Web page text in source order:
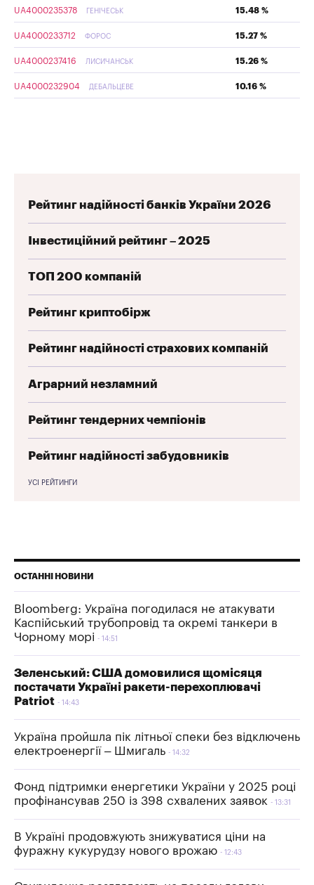
UA4000235378 ГЕНІЧЕСЬК 15.48 %
UA4000233712 ФОРОС 15.27 %
UA4000237416 ЛИСИЧАНСЬК 15.26 %
UA4000232904 ДЕБАЛЬЦЕВЕ 10.16 %
Рейтинг надійності банків України 2026
Інвестиційний рейтинг – 2025
ТОП 200 компаній
Рейтинг криптобірж
Рейтинг надійності страхових компаній
Аграрний незламний
Рейтинг тендерних чемпіонів
Рейтинг надійності забудовників
УСІ РЕЙТИНГИ
ОСТАННІ НОВИНИ
Bloomberg: Україна погодилася не атакувати
Каспійський трубопровід та окремі танкери в
Чорному морі
14:51
Зеленський: США домовилися щомісяця
постачати Україні ракети-перехоплювачі
Patriot
14:43
Україна пройшла пік літньої спеки без відключень
електроенергії – Шмигаль
14:32
Фонд підтримки енергетики України у 2025 році
профінансував 250 із 398 схвалених заявок
13:31
В Україні продовжують знижуватися ціни на
фуражну кукурудзу нового врожаю
12:43